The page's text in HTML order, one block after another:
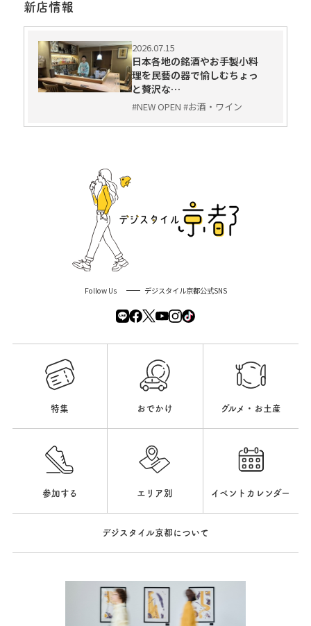
新店情報
2026.07.15
日本各地の銘酒やお手製小料
理を民藝の器で愉しむちょっ
と贅沢な…
#NEW OPEN #お酒・ワイン
Follow Us デジスタイル京都公式SNS
特集 おでかけ グルメ・お土産
参加する エリア別 イベントカレンダー
デジスタイル京都について